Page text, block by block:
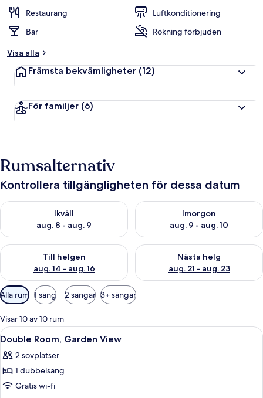
Restaurang
Luftkonditionering
Bar
Rökning förbjuden
Visa alla
Främsta bekvämligheter (12)
För familjer (6)
Rumsalternativ
Kontrollera tillgängligheten för dessa datum
Ikväll
aug. 8 - aug. 9
Kontrollera tillgängligheten för ikväll aug. 8 - aug. 9
Imorgon
aug. 9 - aug. 10
Kontrollera tillgängligheten
Till helgen
aug. 14 - aug. 16
Kontrollera tillgängligheten för den här helgen aug. 14 - aug.
Nästa helg
aug. 21 - aug. 23
Kontrollera tillgängligheten
Tillgängliga
filter
för
rum
Alla rum 1 säng 2 sängar 3+ sängar
Visar 10 av 10 rum
Öppna
alla
foton
för
Double
Ett sovrum med en säng, sängbord,
5
Double Room, Garden View
2 sovplatser
1 dubbelsäng
Gratis wi-fi